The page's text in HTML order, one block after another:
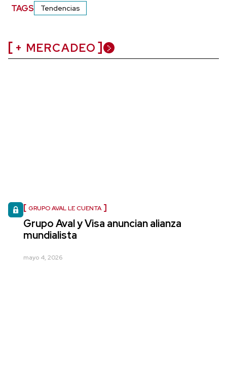
TAGS Tendencias
+ MERCADEO
GRUPO AVAL LE CUENTA
Grupo Aval y Visa anuncian alianza
mundialista
mayo 4, 2026